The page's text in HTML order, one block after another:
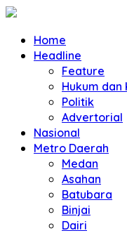
Home
Headline
Feature
Hukum dan
Politik
Advertorial
Nasional
Metro Daerah
Medan
Asahan
Batubara
Binjai
Dairi